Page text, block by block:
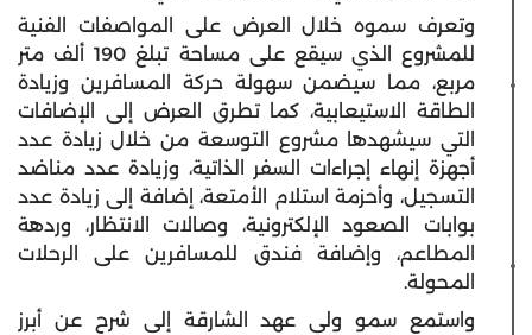
وتعرف سموه خلال العرض على المواصفات الفنية
للمشروع الذي سيقع على مساحة تبلغ 190 ألف متر
مربع، مما سيضمن سهولة حركة المسافرين وزيادة
الطاقة الاستيعابية، كما تطرق العرض إلى الإضافات
التي سيشهدها مشروع التوسعة من خلال زيادة عدد
أجهزة إنهاء إجراءات السفر الذاتية، وزيادة عدد مناضد
التسجيل، وأحزمة استلام الأمتعة، إضافة إلى زيادة عدد
بوابات الصعود الإلكترونية، وصالات الانتظار، وردهة
المطاعم، وإضافة فندق للمسافرين على الرحلات
المحولة.
واستمع سمو ولي عهد الشارقة إلى شرحٍ عن أبرز